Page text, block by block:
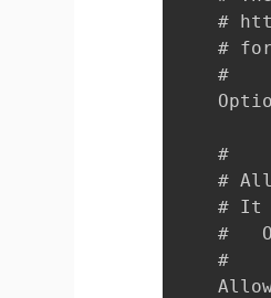
#
#
    #
    #
#
# It
#
    #